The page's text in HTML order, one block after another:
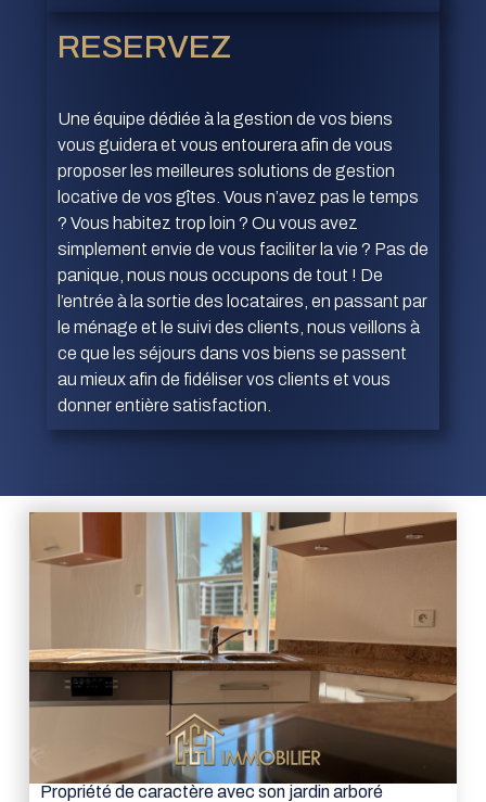
RESERVEZ
Une équipe dédiée à la gestion de vos biens
vous guidera et vous entourera afin de vous
proposer les meilleures solutions de gestion
locative de vos gîtes. Vous n’avez pas le temps
? Vous habitez trop loin ? Ou vous avez
simplement envie de vous faciliter la vie ? Pas de
panique, nous nous occupons de tout ! De
l’entrée à la sortie des locataires, en passant par
le ménage et le suivi des clients, nous veillons à
ce que les séjours dans vos biens se passent
au mieux afin de fidéliser vos clients et vous
donner entière satisfaction.
Propriété de caractère avec son jardin arboré